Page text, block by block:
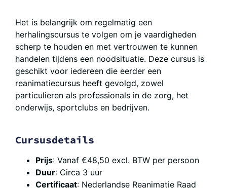
Het is belangrijk om regelmatig een
herhalingscursus te volgen om je vaardigheden
scherp te houden en met vertrouwen te kunnen
handelen tijdens een noodsituatie. Deze cursus is
geschikt voor iedereen die eerder een
reanimatiecursus heeft gevolgd, zowel
particulieren als professionals in de zorg, het
onderwijs, sportclubs en bedrijven.
Cursusdetails
Prijs: Vanaf €48,50 excl. BTW per persoon
Duur: Circa 3 uur
Certificaat: Nederlandse Reanimatie Raad